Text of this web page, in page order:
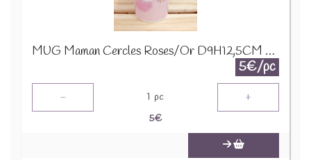
MUG Maman Cercles Roses/Or D9H12,5CM 24321
5€/pc
- 1 pc +
5€